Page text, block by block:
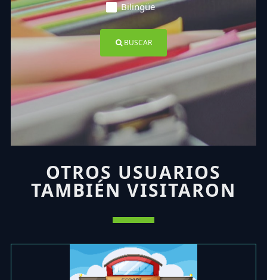
Bilingüe
BUSCAR
OTROS USUARIOS
TAMBIÉN VISITARON